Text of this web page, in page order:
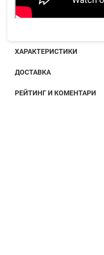
ХАРАКТЕРИСТИКИ
ДОСТАВКА
РЕЙТИНГ И КОМЕНТАРИ